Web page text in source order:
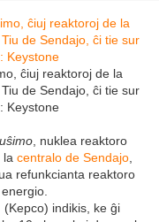
ĉiuj reaktoroj de la
de Sendajo, ĉi tie sur
Keystone
, nuklea reaktoro
la centralo de Sendajo
refunkcianta reaktoro
(Kepco) indikis, ke ĝi